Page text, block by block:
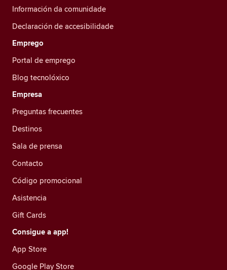
Información da comunidade
Declaración de accesibilidade
Emprego
Portal de emprego
Blog tecnolóxico
Empresa
Preguntas frecuentes
Destinos
Sala de prensa
Contacto
Código promocional
Asistencia
Gift Cards
Consigue a app!
App Store
Google Play Store